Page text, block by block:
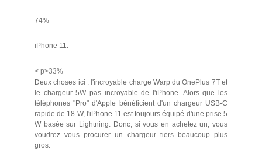
74%
iPhone 11:
< p>33%
Deux choses ici : l'incroyable charge Warp du OnePlus 7T et
le chargeur 5W pas incroyable de l'iPhone. Alors que les
téléphones "Pro" d'Apple bénéficient d'un chargeur USB-C
rapide de 18 W, l'iPhone 11 est toujours équipé d'une prise 5
W basée sur Lightning. Donc, si vous en achetez un, vous
voudrez vous procurer un chargeur tiers beaucoup plus
gros.